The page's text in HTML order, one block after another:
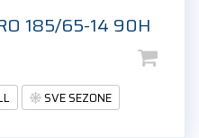
185/65-14 90H
SVE SEZONE